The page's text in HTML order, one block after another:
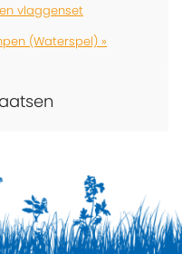
vlaggenset
(Waterspel) »